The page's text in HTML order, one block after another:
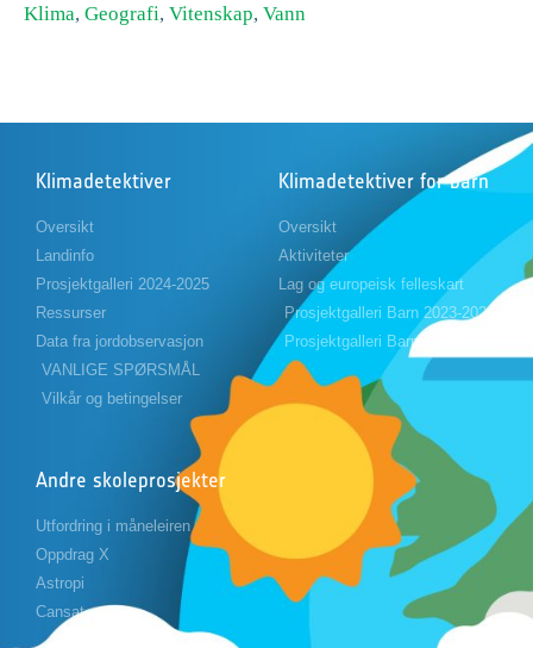
Klima, Geografi, Vitenskap, Vann
Klimadetektiver
Oversikt
Landinfo
Prosjektgalleri 2024-2025
Ressurser
Data fra jordobservasjon
VANLIGE SPØRSMÅL
Vilkår og betingelser
Klimadetektiver for barn
Oversikt
Aktiviteter
Lag og europeisk felleskart
Prosjektgalleri Barn 2023-2024
Prosjektgalleri Barn 2024-2025
Andre skoleprosjekter
Utfordring i måneleiren
Oppdrag X
Astropi
Cansat